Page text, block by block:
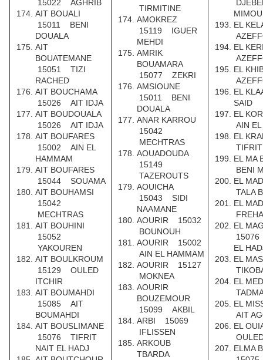
15022 AGHRIB
AIT BOUALI
15011 BENI
DOUALA
AIT
BOUATEMANE
15051 TIZI
RACHED
AIT BOUCHAMA
15026 AIT IDJA
AIT BOUDOUALA
15026 AIT IDJA
AIT BOUFARES
15002 AIN EL
HAMMAM
AIT BOUFARES
15044 SOUAMA
AIT BOUHAMSI
15042
MECHTRAS
AIT BOUHINI
15052
YAKOUREN
AIT BOULKROUM
15129 OULED
ITCHIR
AIT BOUMAHDI
15085 AIT
BOUMAHDI
AIT BOUSLIMANE
15076 TIFRIT
NAIT EL HADJ
TIRMITINE
AMOKREZ
15119 IGUER
MEHDI
AMRIK
BOUAMARA
15077 ZEKRI
AMSIOUNE
15011 BENI
DOUALA
ANAR KARROU
15042
MECHTRAS
AOUADOUDA
15149
TAZEROUTS
AOUICHA
15043 SIDI
NAAMANE
AOURIR 15032
BOUNOUH
AOURIR 15002
AIN EL HAMMAM
AOURIR 15127
MOKNEA
AOURIR
BOUZEMOUR
15099 AKBIL
ARBI 15069
IFLISSEN
ARKOUB
TBARDA
EL
EL
EL
EL
SAID
EL
AIN
EL
EL
BENI
EL
TALA
EL
FREHA
EL
EL
EL
EL
EL
AIT
EL
ELMA